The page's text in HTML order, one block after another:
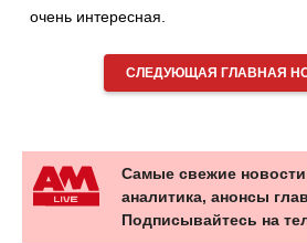
очень интересная.
СЛЕДУЮЩАЯ ГЛАВНАЯ
Самые свежие
аналитика, анонсы
Подписывайтесь на